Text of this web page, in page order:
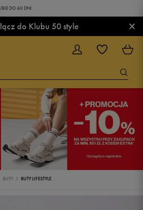
DO 60 DNI.
do Klubu 50 style ×
BUTY BUTY LIFESTYLE